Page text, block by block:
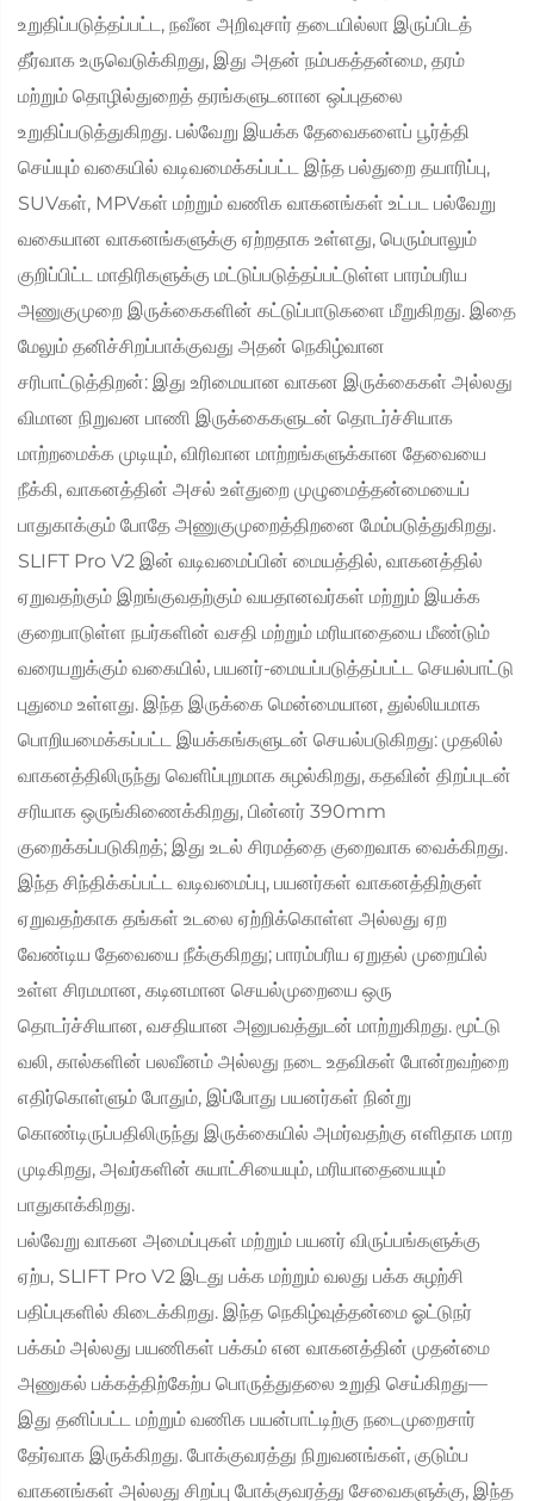
உறுதிப்படுத்தப்பட்ட, நவீன அறிவுசார் தடையில்லா இருப்பிடத்
தீர்வாக உருவெடுக்கிறது, இது அதன் நம்பகத்தன்மை, தரம்
மற்றும் தொழில்துறைத் தரங்களுடனான ஒப்புதலை
உறுதிப்படுத்துகிறது. பல்வேறு இயக்க தேவைகளைப் பூர்த்தி
செய்யும் வகையில் வடிவமைக்கப்பட்ட இந்த பல்துறை தயாரிப்பு,
SUVகள், MPVகள் மற்றும் வணிக வாகனங்கள் உட்பட பல்வேறு
வகையான வாகனங்களுக்கு ஏற்றதாக உள்ளது, பெரும்பாலும்
குறிப்பிட்ட மாதிரிகளுக்கு மட்டுப்படுத்தப்பட்டுள்ள பாரம்பரிய
அணுகுமுறை இருக்கைகளின் கட்டுப்பாடுகளை மீறுகிறது. இதை
மேலும் தனிச்சிறப்பாக்குவது அதன் நெகிழ்வான
சரிபாட்டுத்திறன்: இது உரிமையான வாகன இருக்கைகள் அல்லது
விமான நிறுவன பாணி இருக்கைகளுடன் தொடர்ச்சியாக
மாற்றமைக்க முடியும், விரிவான மாற்றங்களுக்கான தேவையை
நீக்கி, வாகனத்தின் அசல் உள்துறை முழுமைத்தன்மையைப்
பாதுகாக்கும் போதே அணுகுமுறைத்திறனை மேம்படுத்துகிறது.
SLIFT Pro V2 இன் வடிவமைப்பின் மையத்தில், வாகனத்தில்
ஏறுவதற்கும் இறங்குவதற்கும் வயதானவர்கள் மற்றும் இயக்க
குறைபாடுள்ள நபர்களின் வசதி மற்றும் மரியாதையை மீண்டும்
வரையறுக்கும் வகையில், பயனர்-மையப்படுத்தப்பட்ட செயல்பாட்டு
புதுமை உள்ளது. இந்த இருக்கை மென்மையான, துல்லியமாக
பொறியமைக்கப்பட்ட இயக்கங்களுடன் செயல்படுகிறது: முதலில்
வாகனத்திலிருந்து வெளிப்புறமாக சுழல்கிறது, கதவின் திறப்புடன்
சரியாக ஒருங்கிணைக்கிறது, பின்னர் 390mm
குறைக்கப்படுகிறத்; இது உடல் சிரமத்தை குறைவாக வைக்கிறது.
இந்த சிந்திக்கப்பட்ட வடிவமைப்பு, பயனர்கள் வாகனத்திற்குள்
ஏறுவதற்காக தங்கள் உடலை ஏற்றிக்கொள்ள அல்லது ஏற
வேண்டிய தேவையை நீக்குகிறது; பாரம்பரிய ஏறுதல் முறையில்
உள்ள சிரமமான, கடினமான செயல்முறையை ஒரு
தொடர்ச்சியான, வசதியான அனுபவத்துடன் மாற்றுகிறது. மூட்டு
வலி, கால்களின் பலவீனம் அல்லது நடை உதவிகள் போன்றவற்றை
எதிர்கொள்ளும் போதும், இப்போது பயனர்கள் நின்று
கொண்டிருப்பதிலிருந்து இருக்கையில் அமர்வதற்கு எளிதாக மாற
முடிகிறது, அவர்களின் சுயாட்சியையும், மரியாதையையும்
பாதுகாக்கிறது.
பல்வேறு வாகன அமைப்புகள் மற்றும் பயனர் விருப்பங்களுக்கு
ஏற்ப, SLIFT Pro V2 இடது பக்க மற்றும் வலது பக்க சுழற்சி
பதிப்புகளில் கிடைக்கிறது. இந்த நெகிழ்வுத்தன்மை ஓட்டுநர்
பக்கம் அல்லது பயணிகள் பக்கம் என வாகனத்தின் முதன்மை
அணுகல் பக்கத்திற்கேற்ப பொருத்துதலை உறுதி செய்கிறது—
இது தனிப்பட்ட மற்றும் வணிக பயன்பாட்டிற்கு நடைமுறைசார்
தேர்வாக இருக்கிறது. போக்குவரத்து நிறுவனங்கள், குடும்ப
வாகனங்கள் அல்லது சிறப்பு போக்குவரத்து சேவைகளுக்கு, இந்த